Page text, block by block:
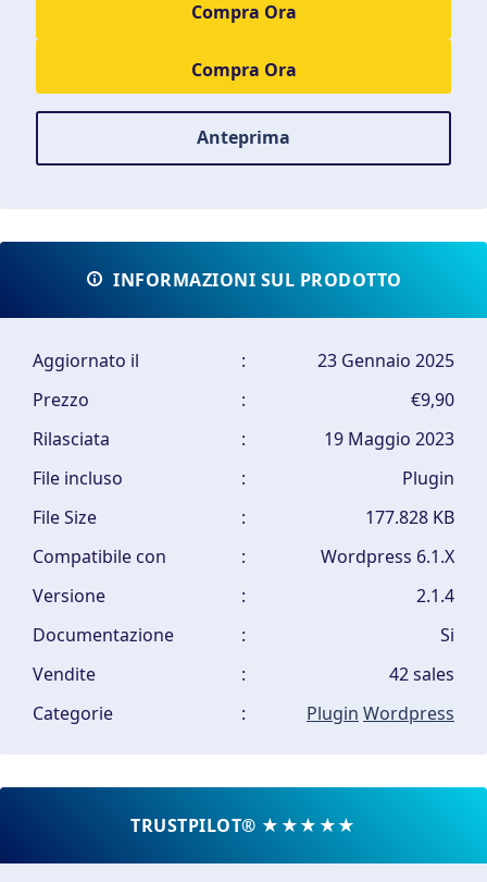
Compra Ora
Anteprima
INFORMAZIONI SUL PRODOTTO
Aggiornato il :
23 Gennaio 2025
Prezzo
:
€9,90
Rilasciata
:
19 Maggio 2023
File incluso
:
Plugin
File Size
:
177.828 KB
Compatibile con
:
Wordpress 6.1.X
Versione
:
2.1.4
Documentazione
:
Si
Vendite
:
42 sales
Categorie
: Plugin Wordpress
TRUSTPILOT® ★★★★★